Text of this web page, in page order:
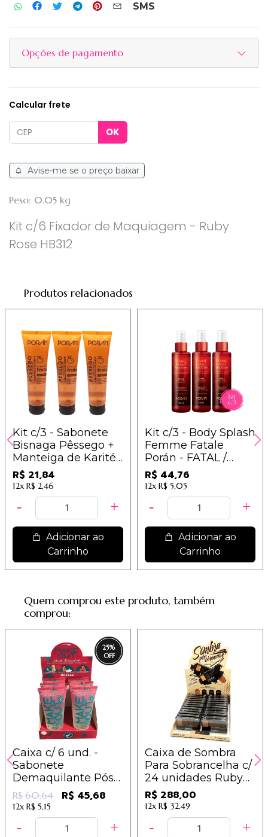
SMS
Opções de pagamento
Calcular frete
Avise-me se o preço baixar
Peso: 0.05 kg
Kit c/6 Fixador de Maquiagem - Ruby
Rose HB312
Produtos relacionados
Kit c/3 - Sabonete
Bisnaga Pêssego +
Manteiga de Karité
Porán
R$ 21,84
12x R$ 2,46
Adicionar ao
Carrinho
Kit c/3 - Body Splash
Femme Fatale
Porán - FATAL /
14,92
R$ 44,76
12x R$ 5,05
Adicionar ao
Carrinho
Quem comprou este produto, também
comprou:
25%
Caixa c/ 6 und. -
Sabonete
Demaquilante Pós
Maquiagem - Make
Out - Dermachem
R$ 60,64 R$ 45,68
12x R$ 5,15
Caixa de Sombra
Para Sobrancelha c/
24 unidades Ruby
Rose Hb-9354
R$ 288,00
12x R$ 32,49